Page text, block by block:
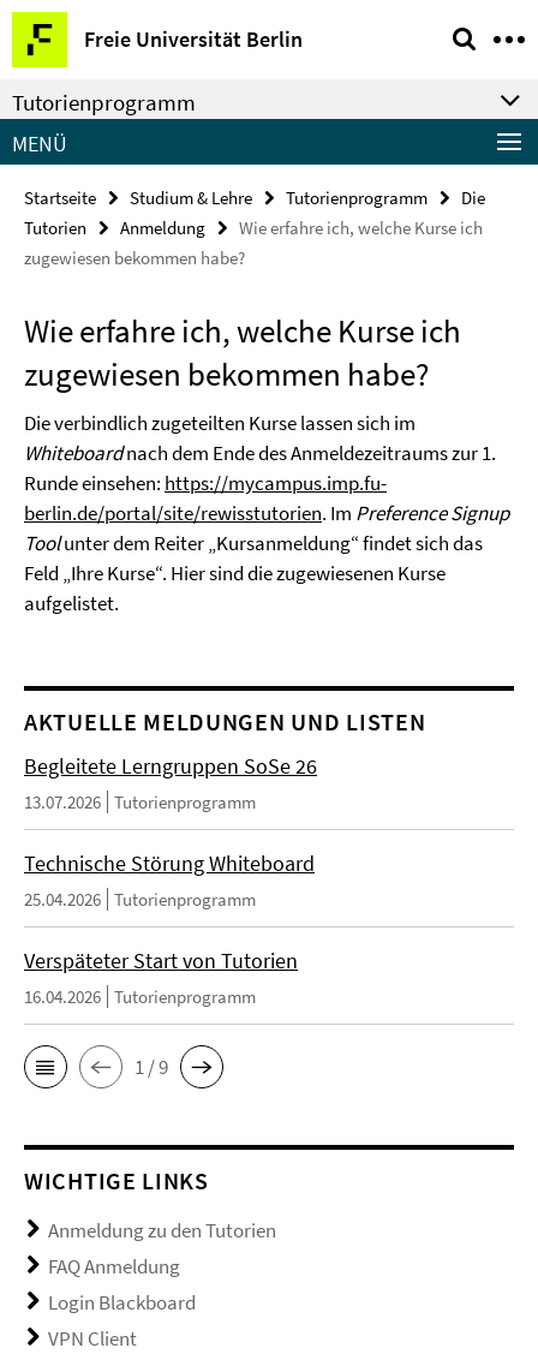
Springe
direkt
zu
Inhalt
Freie Universität Berlin
Service-
Navigation
Tutorienprogramm
MENÜ
Startseite Studium & Lehre Tutorienprogramm
Die
Tutorien
Anmeldung
Wie erfahre ich, welche Kurse ich
zugewiesen bekommen habe?
Wie erfahre ich, welche Kurse ich
zugewiesen bekommen habe?
Die verbindlich zugeteilten Kurse lassen sich im
Whiteboardnach dem Ende des Anmeldezeitraums zur 1.
Runde einsehen: https://mycampus.imp.fu-
berlin.de/portal/site/rewisstutorien. Im Preference Signup
Toolunter dem Reiter „Kursanmeldung“ findet sich das
Feld „Ihre Kurse“. Hier sind die zugewiesenen Kurse
aufgelistet.
AKTUELLE MELDUNGEN UND LISTEN
Begleitete Lerngruppen SoSe 26
13.07.2026 Tutorienprogramm
Technische Störung Whiteboard
25.04.2026 Tutorienprogramm
Verspäteter Start von Tutorien
16.04.2026 Tutorienprogramm
1 / 9
WICHTIGE LINKS
Anmeldung zu den Tutorien
FAQ Anmeldung
Login Blackboard
VPN Client